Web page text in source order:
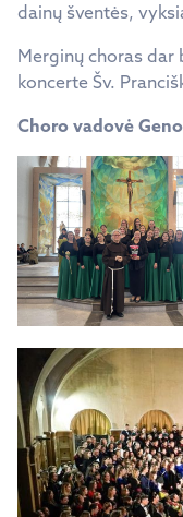
dainų šventės,
Merginų choras
koncerte Šv.
Choro vadovė